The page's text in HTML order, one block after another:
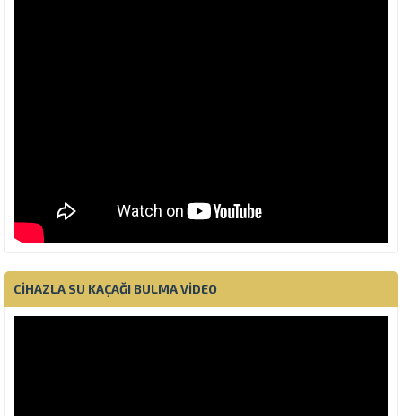
CIHAZLA SU KAÇAĞI BULMA VIDEO